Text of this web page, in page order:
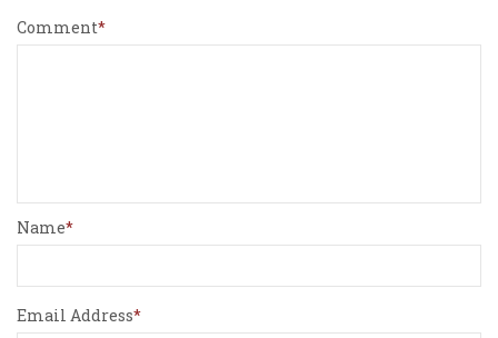
Comment
Name
Email Address